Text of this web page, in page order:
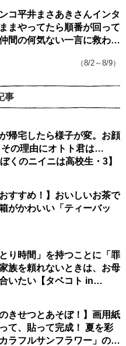
コ平井まさあきさんインタ
まやってたら順番が回って
間の何気ない一言に救われ
（8/2～8/9）
事
帰宅したら様子が変。お顔
の理由にオトト君は…
くのニイニは高校生・3】
すすめ！】おいしいお茶で
がかわいい「ティーバッ
り時間」を持つことに「罪
族を頼れないときは、お母
いたい【タベコト in
きせつとあそぼ！】画用紙
て、貼って完成！ 夏を彩
ラフルサンフラワー」の作